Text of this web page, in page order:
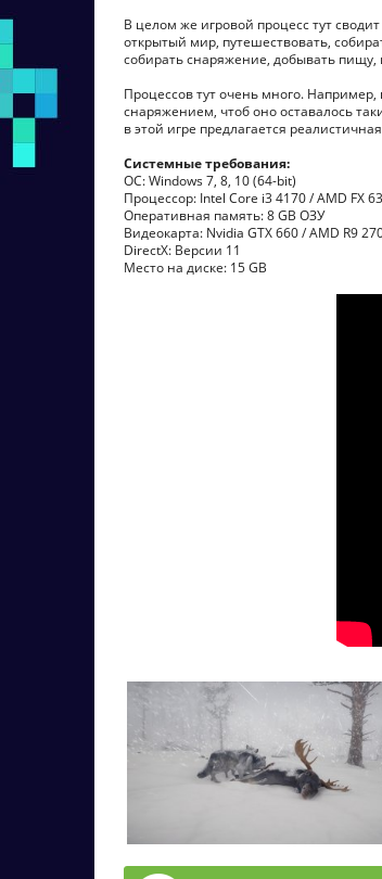
В целом же игровой процесс тут
открытый мир, путешествовать,
собирать снаряжение, добывать пищу,
Процессов тут очень много. Например,
снаряжением, чтоб оно оставалось
в этой игре предлагается
Системные требования:
ОС: Windows 7, 8, 10 (64-bit)
Процессор: Intel Core i3 4170 / AMD FX
Оперативная память: 8 GB ОЗУ
Видеокарта: Nvidia GTX 660 / AMD R9
DirectX: Версии 11
Место на диске: 15 GB